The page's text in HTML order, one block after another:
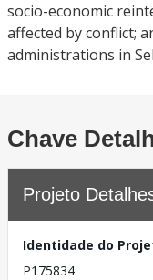
socio-economic
affected by conflict;
administrations in
Chave
Projeto
Identidade do
P175834